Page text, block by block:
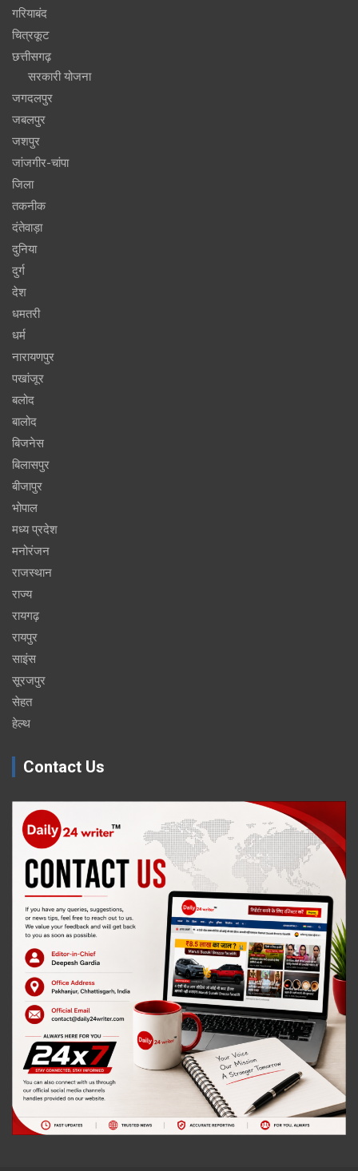
गरियाबंद
चित्रकूट
छत्तीसगढ़
सरकारी योजना
जगदलपुर
जबलपुर
जशपुर
जांजगीर-चांपा
जिला
तकनीक
दंतेवाड़ा
दुनिया
दुर्ग
देश
धमतरी
धर्म
नारायणपुर
पखांजूर
बलोद
बालोद
बिजनेस
बिलासपुर
बीजापुर
भोपाल
मध्य प्रदेश
मनोरंजन
राजस्थान
राज्य
रायगढ़
रायपुर
साइंस
सूरजपुर
सेहत
हेल्थ
Contact Us